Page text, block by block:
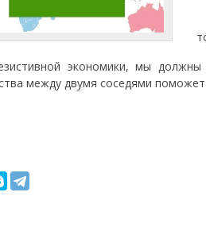
экономики, мы должны
между двумя соседями